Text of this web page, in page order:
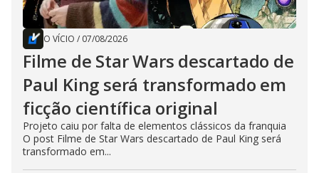
O VÍCIO / 07/08/2026
Filme de Star Wars descartado de
Paul King será transformado em
ficção científica original
Projeto caiu por falta de elementos clássicos da franquia
O post Filme de Star Wars descartado de Paul King será
transformado em...